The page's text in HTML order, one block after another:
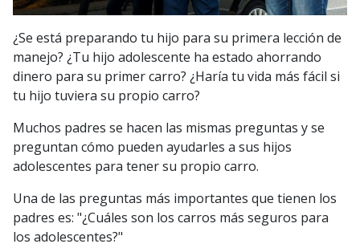
¿Se está preparando tu hijo para su primera lección de
manejo? ¿Tu hijo adolescente ha estado ahorrando
dinero para su primer carro? ¿Haría tu vida más fácil si
tu hijo tuviera su propio carro?
Muchos padres se hacen las mismas preguntas y se
preguntan cómo pueden ayudarles a sus hijos
adolescentes para tener su propio carro.
Una de las preguntas más importantes que tienen los
padres es: "¿Cuáles son los carros más seguros para
los adolescentes?"